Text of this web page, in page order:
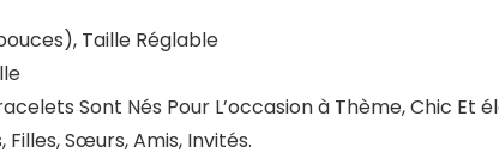
Taille Réglable
Bracelets Sont Nés Pour L’occasion à Thème, Chic
Sœurs, Amis, Invités.